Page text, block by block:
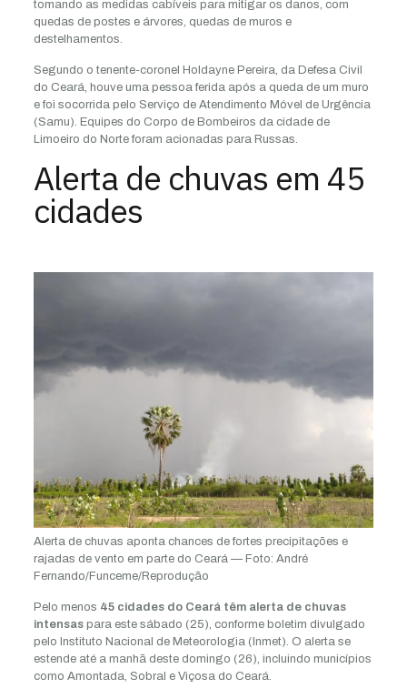
tomando as medidas cabíveis para mitigar os danos, com
quedas de postes e árvores, quedas de muros e
destelhamentos.
Segundo o tenente-coronel Holdayne Pereira, da Defesa Civil
do Ceará, houve uma pessoa ferida após a queda de um muro
e foi socorrida pelo Serviço de Atendimento Móvel de Urgência
(Samu). Equipes do Corpo de Bombeiros da cidade de
Limoeiro do Norte foram acionadas para Russas.
Alerta de chuvas em 45
cidades
Alerta de chuvas aponta chances de fortes precipitações e
rajadas de vento em parte do Ceará — Foto: André
Fernando/Funceme/Reprodução
Pelo menos 45 cidades do Ceará têm alerta de chuvas
intensas para este sábado (25), conforme boletim divulgado
pelo Instituto Nacional de Meteorologia (Inmet). O alerta se
estende até a manhã deste domingo (26), incluindo municípios
como Amontada, Sobral e Viçosa do Ceará.